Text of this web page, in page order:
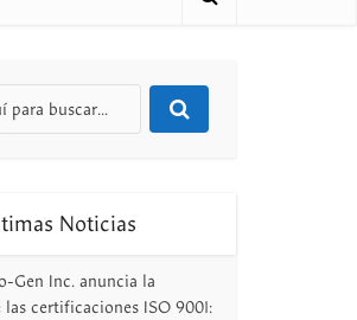
Noticias
Gen Inc. anuncia la
certificaciones ISO 9001: